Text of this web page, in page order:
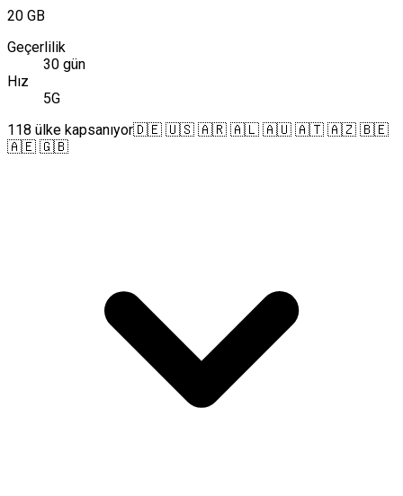
20 GB
Geçerlilik
30 gün
Hız
5G
118 ülke kapsanıyor🇩🇪 🇺🇸 🇦🇷 🇦🇱 🇦🇺 🇦🇹 🇦🇿 🇧🇪
🇦🇪 🇬🇧